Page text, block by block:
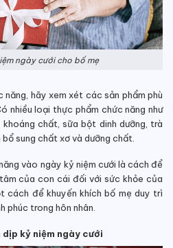
ngày cưới cho bố mẹ
năng, hãy xem xét các sản phẩm phù
nhiều loại thực phẩm chức năng như
chất, sữa bột dinh dưỡng, trà
sung chất xơ và dưỡng chất.
vào ngày kỷ niệm cưới là cách để
của con cái đối với sức khỏe của
cách để khuyến khích bố mẹ duy trì
phúc trong hôn nhân.
dịp kỷ niệm ngày cưới